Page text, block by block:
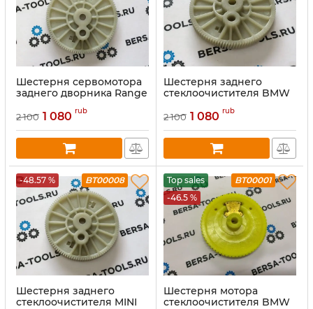
Шестерня сервомотора
заднего дворника Range
2 100 1 080 rub
Шестерня заднего
стеклоочистителя BMW
2 100 1 080 rub
-48.57 % BT00008
Шестерня заднего
стеклоочистителя MINI
Top sales
-46.5 %
BT00001
Шестерня мотора
стеклоочистителя BMW